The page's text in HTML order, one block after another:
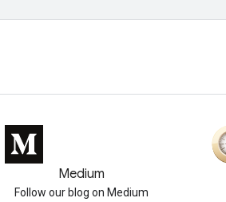
Medium
Follow our blog on Medium